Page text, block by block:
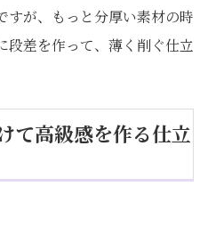
すが、もっと分厚い素材の時
段差を作って、薄く削ぐ仕立
て高級感を作る仕立